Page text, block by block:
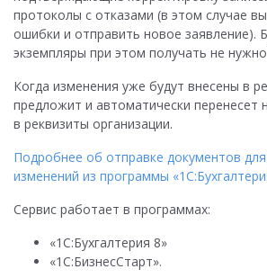
протоколы с отказами (в этом случае
ошибки и отправить новое заявление).
экземпляры при этом получать не
Когда изменения уже будут внесены в
предложит и автоматически перенесет
в реквизиты организации.
Подробнее об отправке документов для
изменений из программы
Сервис работает в программах:
«1С:Бухгалтерия 8»
«1С:БизнесСтарт».